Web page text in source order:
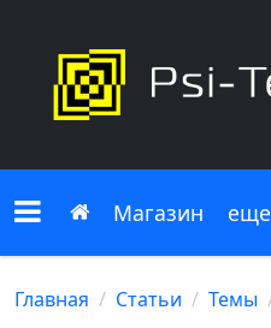
Меню сайта
Главная
Магазин еще
Главная Статьи Темы